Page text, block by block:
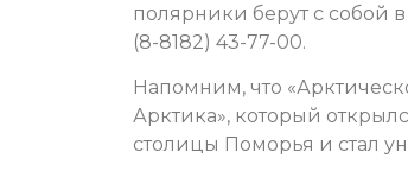
полярники берут с собой
(8-8182) 43-77-00.
Напомним, что
Арктика», который
столицы Поморья и стал